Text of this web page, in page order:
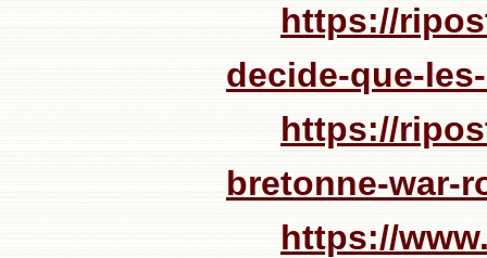
https://
decide-que-
https://
bretonne-war-
https://